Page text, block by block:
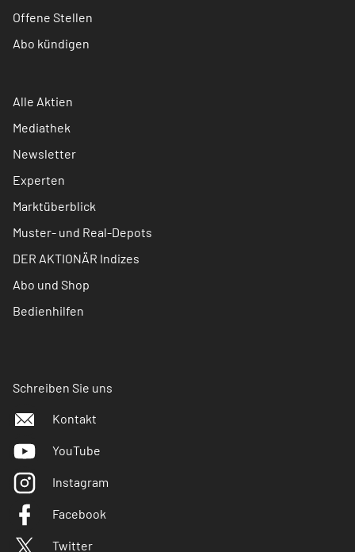
Offene Stellen
Abo kündigen
Alle Aktien
Mediathek
Newsletter
Experten
Marktüberblick
Muster- und Real-Depots
DER AKTIONÄR Indizes
Abo und Shop
Bedienhilfen
Schreiben Sie uns
Kontakt
YouTube
Instagram
Facebook
Twitter